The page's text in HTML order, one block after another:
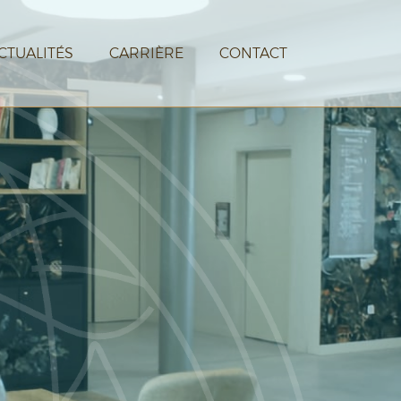
CARRIÈRE CONTACT